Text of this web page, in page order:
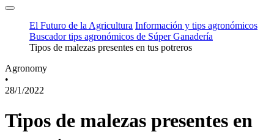
El Futuro de la Agricultura Información y tips agronómicos
Buscador tips agronómicos de Súper Ganadería
Tipos de malezas presentes en tus potreros
Agronomy
•
28/1/2022
Tipos de malezas presentes en